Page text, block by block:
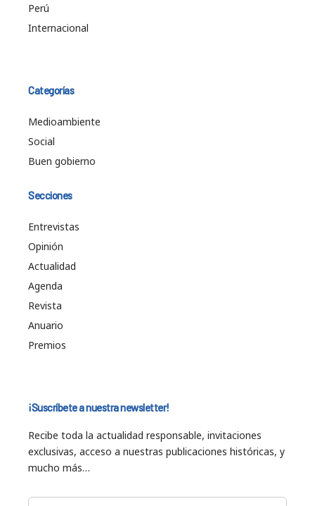
Perú
Internacional
Categorías
Medioambiente
Social
Buen gobierno
Secciones
Entrevistas
Opinión
Actualidad
Agenda
Revista
Anuario
Premios
¡Suscríbete a nuestra newsletter!
Recibe toda la actualidad responsable, invitaciones
exclusivas, acceso a nuestras publicaciones históricas, y
mucho más…